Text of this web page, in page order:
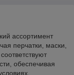
ассортимент
перчатки, маски,
обеспечивая